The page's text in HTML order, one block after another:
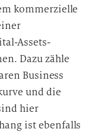
kommerzielle
Assets-
Dazu zähle
Business
und die
hier
ist ebenfalls